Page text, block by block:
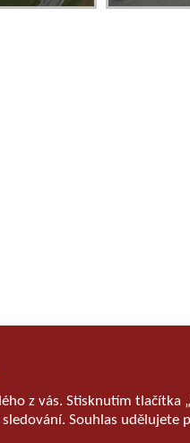
z vás. Stisknutím
Souhlas